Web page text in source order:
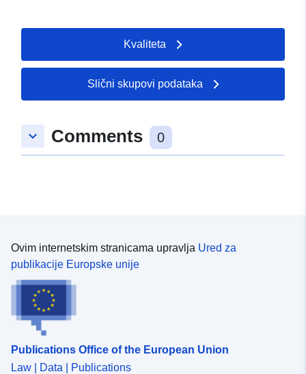
Kvaliteta
Slični skupovi podataka
keyboard_arrow_down Comments 0
Ovim internetskim stranicama upravlja Ured za
publikacije Europske unije
Publications Office of the European Union
Law | Data | Publications